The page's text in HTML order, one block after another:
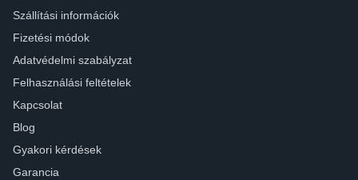
Szállítási információk
Fizetési módok
Adatvédelmi szabályzat
Felhasználási feltételek
Kapcsolat
Blog
Gyakori kérdések
Garancia